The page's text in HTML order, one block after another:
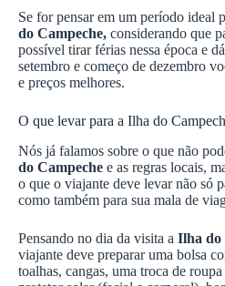
Se for pensar em um período ideal
do Campeche, considerando que
possível tirar férias nessa época e
setembro e começo de dezembro
e preços melhores.
O que levar para a Ilha do
Nós já falamos sobre o que não
do Campeche e as regras locais,
o que o viajante deve levar não só
como também para sua mala de
Pensando no dia da visita a Ilha do
viajante deve preparar uma bolsa
toalhas, cangas, uma troca de